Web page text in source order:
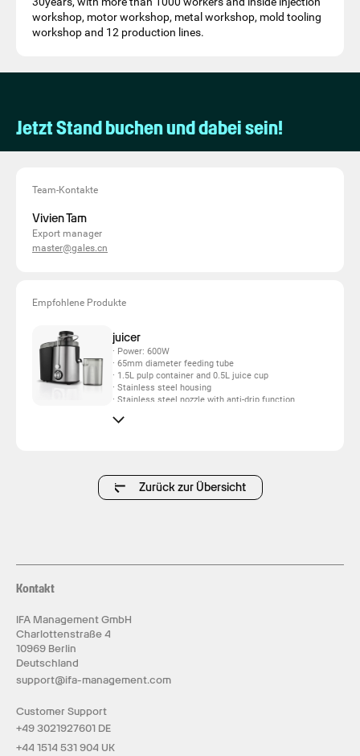
workshop, motor workshop, metal workshop, mold tooling
workshop and 12 production lines.
Jetzt Stand buchen und dabei sein!
Team-Kontakte
Vivien Tam
Export manager
master@gales.cn
Empfohlene Produkte
juicer
· Power: 600W
· 65mm diameter feeding tube
· 1.5L pulp container and 0.5L juice cup
· Stainless steel housing
· Stainless steel nozzle with anti-drip function
· Overheat protector on powerful motor and
Zurück zur Übersicht
Kontakt
IFA Management GmbH
Charlottenstraße 4
10969 Berlin
Deutschland
support@ifa-management.com
Customer Support
+49 3021927601 DE
+44 1514 531 904 UK